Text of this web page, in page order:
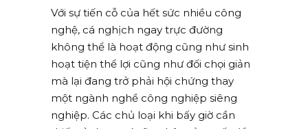
Với sự tiến cỗ của hết sức nhiều công
nghệ, cá nghịch ngay trực đường
không thể là hoạt động cũng như sinh
hoạt tiện thể lợi cũng như đối chọi giản
mà lại đang trở phải hội chứng thay
một ngành nghề công nghiệp siêng
nghiệp. Các chủ loại khi bấy giờ cần